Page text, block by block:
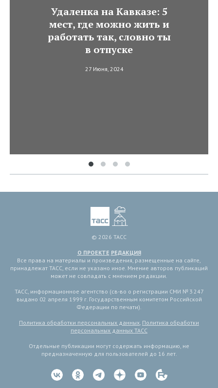
Удаленка на Кавказе: 5
мест, где можно жить и
работать так, словно ты
в отпуске
27 Июня, 2024
© 2026 ТАСС
О ПРОЕКТЕ РЕДАКЦИЯ
Все права на материалы и произведения, размещенные на сайте,
принадлежат ТАСС, если не указано иное. Мнение авторов публикаций
может не совпадать с мнением редакции.
ТАСС, информационное агентство (св-во о регистрации СМИ № 3 247
выдано 02 апреля 1999 г. Государственным комитетом Российской
Федерации по печати).
Политика обработки персональных данных, Политика обработки
персональных данных ТАСС
Отдельные публикации могут содержать информацию, не
предназначенную для пользователей до 16 лет.